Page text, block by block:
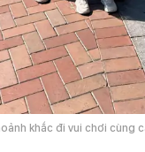
khắc đi vui chơi cùng